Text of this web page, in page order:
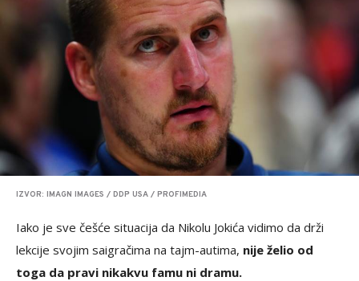
IZVOR: IMAGN IMAGES / DDP USA / PROFIMEDIA
Iako je sve češće situacija da Nikolu Jokića vidimo da drži
lekcije svojim saigračima na tajm-autima, nije želio od
toga da pravi nikakvu famu ni dramu.